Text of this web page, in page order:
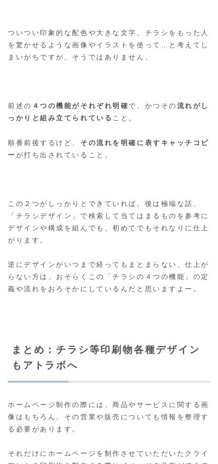
ついつい印象的な配色や大きな文字、チラシをもった人
を驚かせるような画像やイラストを使って…と考えてし
まいがちですが、そうではありません。
前述の ４つの機能がそれぞれ明確で、かつその流れがし
っかりと組み立てられている こと。
順番前後するけど、 その流れを明確に表すキャッチコピ
ー が打ち出されていること。
この２つがしっかりとできていれば、後は極端な話、
「チラシデザイン」で検索して当てはまるものを参考に
デザインや構成を組んでも、初めてでもそれなりに仕上
がります。
逆にデザインがいつまで経ってもまとまらない、仕上が
らない方は、おそらくこの「チラシの４つの機能」の定
義や流れをおろそかにしているんだと思いますよー。
まとめ：チラシ等印刷物各種デザイン
もアトラボへ
ホームページ制作の際には、商品やサービスに関する画
像はもちろん、その営業や販売についても情報を整理す
る必要があります。
それだけにホームページを制作させていただいたクライ